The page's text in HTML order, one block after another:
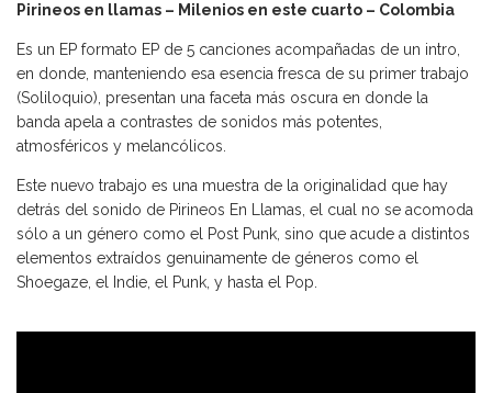
Pirineos en llamas – Milenios en este cuarto – Colombia
Es un EP formato EP de 5 canciones acompañadas de un intro,
en donde, manteniendo esa esencia fresca de su primer trabajo
(Soliloquio), presentan una faceta más oscura en donde la
banda apela a contrastes de sonidos más potentes,
atmosféricos y melancólicos.
Este nuevo trabajo es una muestra de la originalidad que hay
detrás del sonido de Pirineos En Llamas, el cual no se acomoda
sólo a un género como el Post Punk, sino que acude a distintos
elementos extraídos genuinamente de géneros como el
Shoegaze, el Indie, el Punk, y hasta el Pop.